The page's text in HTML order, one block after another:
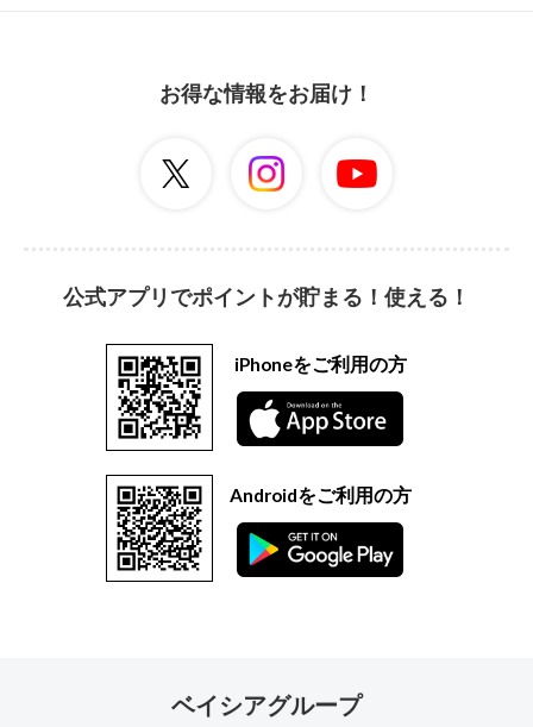
お得な情報をお届け！
公式アプリでポイントが貯まる！使える！
iPhoneをご利用の方
Androidをご利用の方
ベイシアグループ